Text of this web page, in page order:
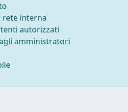
rete interna
autorizzati
amministratori